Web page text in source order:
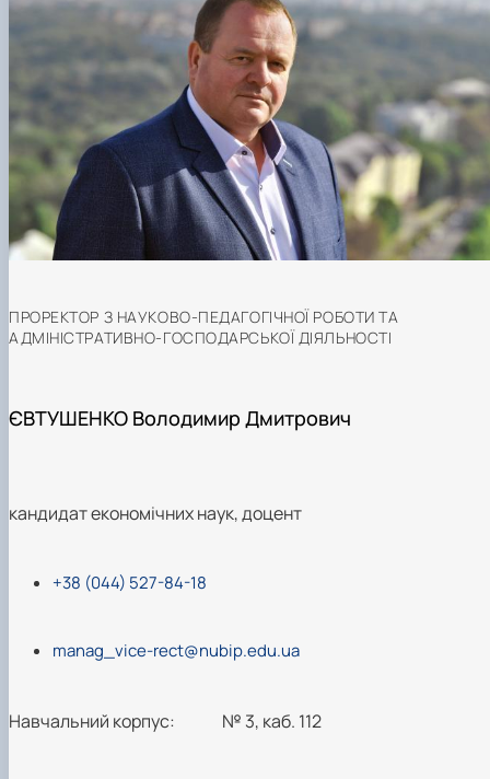
ПРОРЕКТОР З НАУКОВО-ПЕДАГОГІЧНОЇ РОБОТИ ТА
АДМІНІСТРАТИВНО-ГОСПОДАРСЬКОЇ ДІЯЛЬНОСТІ
ЄВТУШЕНКО Володимир Дмитрович
кандидат економічних наук, доцент
+38 (044) 527-84-18
manag_vice-rect@nubip.edu.ua
Навчальний корпус: № 3, каб. 112